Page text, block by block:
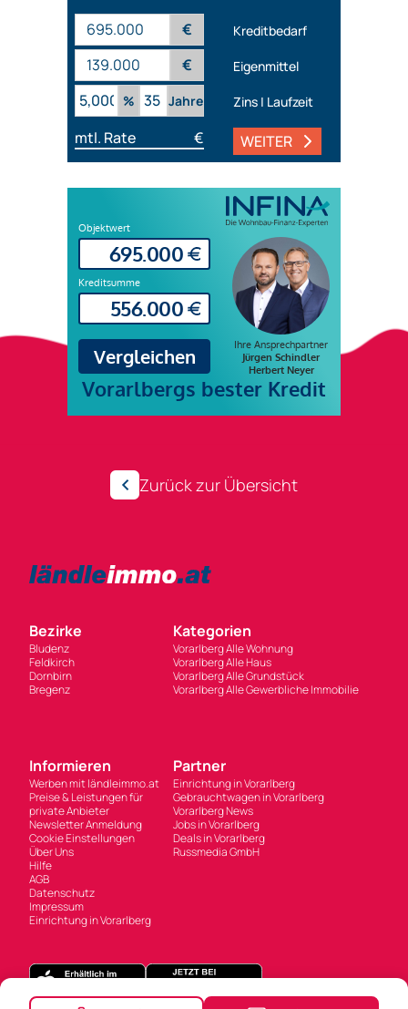
€ Kreditbedarf
€
Eigenmittel
%
Jahre Zins | Laufzeit
mtl. Rate € WEITER
Zurück zur Übersicht
Bezirke
Bludenz
Feldkirch
Dornbirn
Bregenz
Kategorien
Vorarlberg Alle Wohnung
Vorarlberg Alle Haus
Vorarlberg Alle Grundstück
Vorarlberg Alle Gewerbliche Immobilie
Informieren
Werben mit ländleimmo.at
Preise & Leistungen für
private Anbieter
Newsletter Anmeldung
Cookie Einstellungen
Über Uns
Hilfe
AGB
Datenschutz
Impressum
Einrichtung in Vorarlberg
Partner
Einrichtung in Vorarlberg
Gebrauchtwagen in Vorarlberg
Vorarlberg News
Jobs in Vorarlberg
Deals in Vorarlberg
Russmedia GmbH